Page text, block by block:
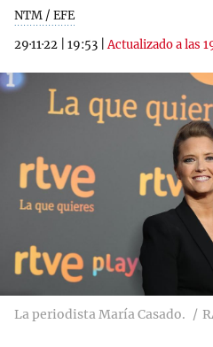
NTM / EFE
29·11·22
19:53 |Actualizado a las
La periodista María Casado.